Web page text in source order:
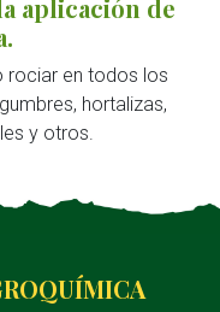
aplicación de
rociar en todos los
hortalizas,
y otros.